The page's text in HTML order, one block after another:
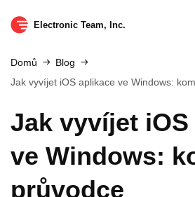
Electronic Team, Inc.
Domů
Blog
Jak vyvíjet iOS aplikace ve Windows:
Jak vyvíjet
ve Windows:
průvodce